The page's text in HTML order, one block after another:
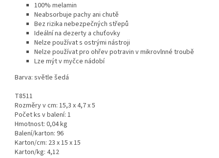
100% melamin
Neabsorbuje pachy ani chutě
Bez rizika nebezpečných střepů
Ideální na dezerty a chuťovky
Nelze používat s ostrými nástroji
Nelze používat pro ohřev potravin v mikrovlnné troubě
Lze mýt v myčce nádobí
Barva: světle šedá
T8511
Rozměry v cm: 15,3 x 4,7 x 5
Počet ks v balení: 1
Hmotnost: 0,04 kg
Balení/karton: 96
Karton/cm: 23 x 15 x 15
Karton/kg: 4,12